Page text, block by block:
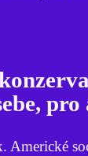
Americké